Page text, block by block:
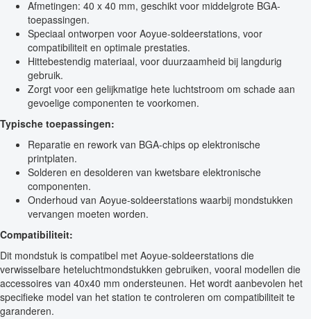
Afmetingen: 40 x 40 mm, geschikt voor middelgrote BGA-
toepassingen.
Speciaal ontworpen voor Aoyue-soldeerstations, voor
compatibiliteit en optimale prestaties.
Hittebestendig materiaal, voor duurzaamheid bij langdurig
gebruik.
Zorgt voor een gelijkmatige hete luchtstroom om schade aan
gevoelige componenten te voorkomen.
Typische toepassingen:
Reparatie en rework van BGA-chips op elektronische
printplaten.
Solderen en desolderen van kwetsbare elektronische
componenten.
Onderhoud van Aoyue-soldeerstations waarbij mondstukken
vervangen moeten worden.
Compatibiliteit:
Dit mondstuk is compatibel met Aoyue-soldeerstations die
verwisselbare heteluchtmondstukken gebruiken, vooral modellen die
accessoires van 40x40 mm ondersteunen. Het wordt aanbevolen het
specifieke model van het station te controleren om compatibiliteit te
garanderen.